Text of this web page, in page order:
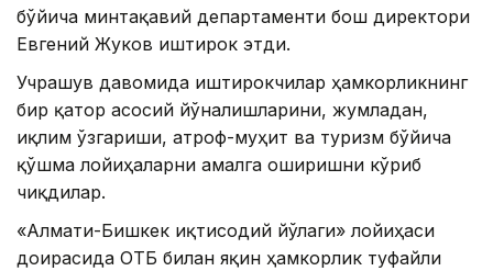
бўйича минтақавий департаменти бош директори
Евгений Жуков иштирок этди.
Учрашув давомида иштирокчилар ҳамкорликнинг
бир қатор асосий йўналишларини, жумладан,
иқлим ўзгариши, атроф-муҳит ва туризм бўйича
қўшма лойиҳаларни амалга оширишни кўриб
чиқдилар.
«Алмати-Бишкек иқтисодий йўлаги» лойиҳаси
доирасида ОТБ билан яқин ҳамкорлик туфайли